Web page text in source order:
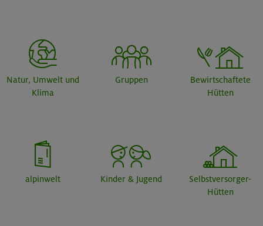
Natur, Umwelt und
Klima
Gruppen
Bewirtschaftete
Hütten
alpinwelt Kinder & Jugend
Selbstversorger-
Hütten